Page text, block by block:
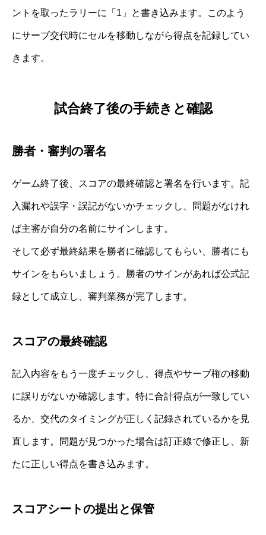
ントを取ったラリーに「1」と書き込みます。このよう
にサーブ交代時にセルを移動しながら得点を記録してい
きます。
試合終了後の手続きと確認
勝者・審判の署名
ゲーム終了後、スコアの最終確認と署名を行います。記
入漏れや誤字・誤記がないかチェックし、問題がなけれ
ば主審が自分の名前にサインします。
そして必ず最終結果を勝者に確認してもらい、勝者にも
サインをもらいましょう。勝者のサインがあれば公式記
録として成立し、審判業務が完了します。
スコアの最終確認
記入内容をもう一度チェックし、得点やサーブ権の移動
に誤りがないか確認します。特に合計得点が一致してい
るか、交代のタイミングが正しく記録されているかを見
直します。問題が見つかった場合は訂正線で修正し、新
たに正しい得点を書き込みます。
スコアシートの提出と保管